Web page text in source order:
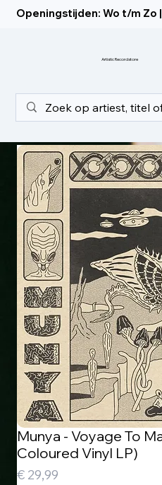
Openingstijden: Wo t/m Zo
Artistic Recordstore
Munya - Voyage To
Coloured Vinyl LP)
€ 29,99